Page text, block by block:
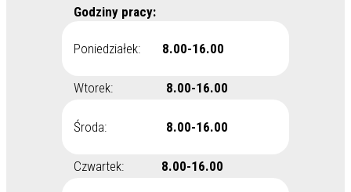
Godziny pracy:
Poniedziałek: 8.00-16.00
Wtorek: 8.00-16.00
Środa: 8.00-16.00
Czwartek: 8.00-16.00